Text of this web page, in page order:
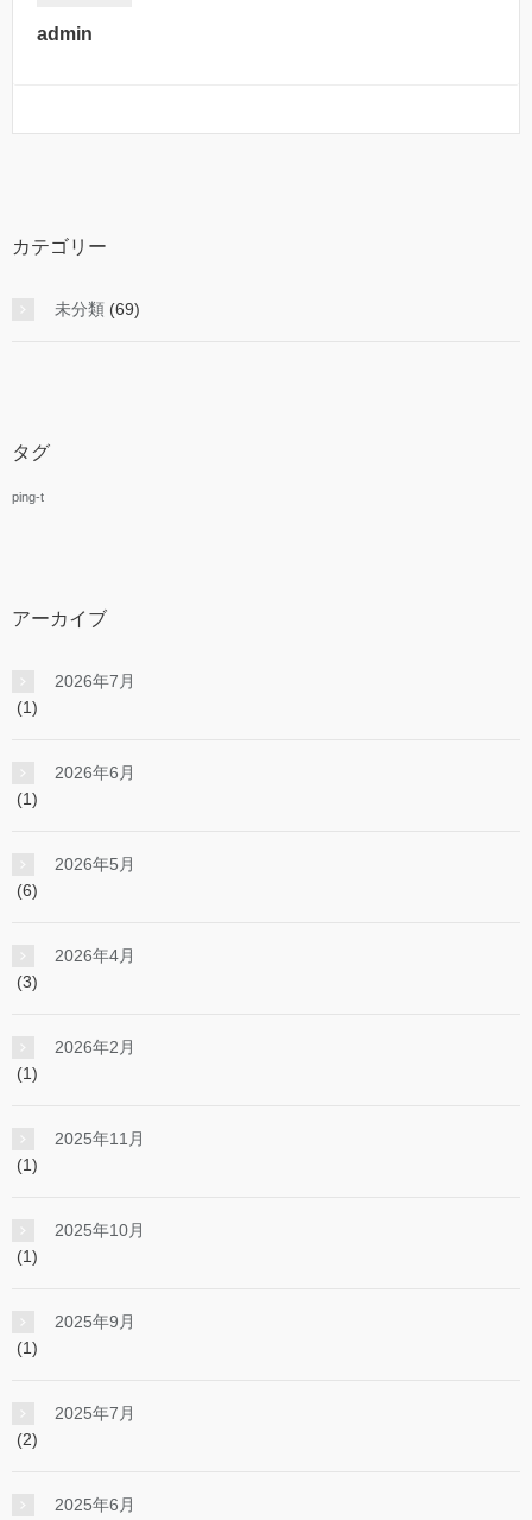
admin
カテゴリー
未分類 (69)
タグ
ping-t
アーカイブ
2026年7月
(1)
2026年6月
(1)
2026年5月
(6)
2026年4月
(3)
2026年2月
(1)
2025年11月
(1)
2025年10月
(1)
2025年9月
(1)
2025年7月
(2)
2025年6月